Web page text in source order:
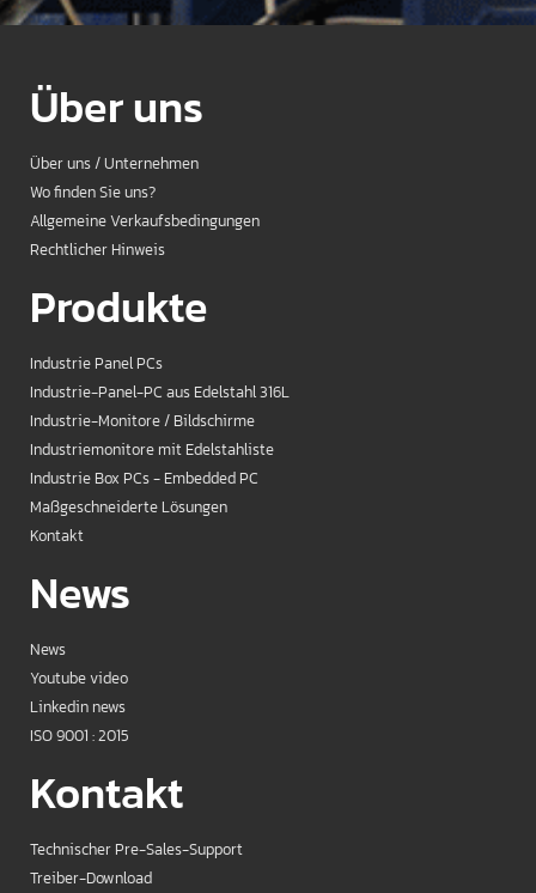
Über uns
Über uns / Unternehmen
Wo finden Sie uns?
Allgemeine Verkaufsbedingungen
Rechtlicher Hinweis
Produkte
Industrie Panel PCs
Industrie-Panel-PC aus Edelstahl 316L
Industrie-Monitore / Bildschirme
Industriemonitore mit Edelstahliste
Industrie Box PCs - Embedded PC
Maßgeschneiderte Lösungen
Kontakt
News
News
Youtube video
Linkedin news
ISO 9001 : 2015
Kontakt
Technischer Pre-Sales-Support
Treiber-Download